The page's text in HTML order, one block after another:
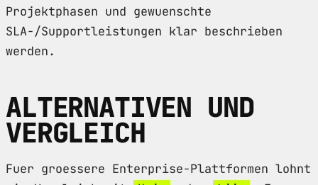
Projektphasen und gewuenschte
SLA-/Supportleistungen klar beschrieben
werden.
ALTERNATIVEN UND
VERGLEICH
Fuer groessere Enterprise-Plattformen lohnt